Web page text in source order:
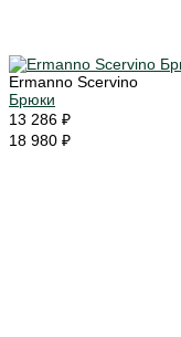
Ermanno Scervino
Брюки
13 286 ₽
18 980 ₽